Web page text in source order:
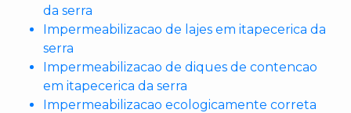
da serra
Impermeabilizacao de lajes em itapecerica da
serra
Impermeabilizacao de diques de contencao
em itapecerica da serra
Impermeabilizacao ecologicamente correta